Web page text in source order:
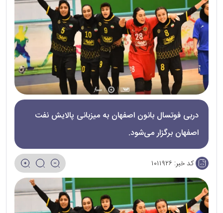
دربی فوتسال بانون اصفهان به میزبانی پالایش نفت
اصفهان برگزار می‌شود.
کد خبر: ۱۰۱۱۹۲۶